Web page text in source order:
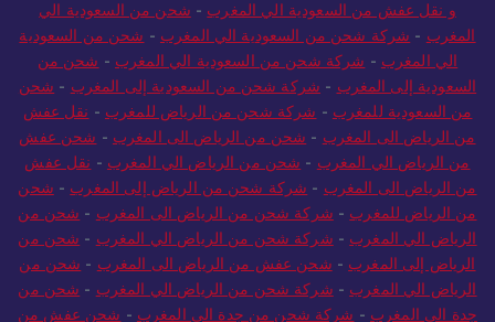
و نقل عفش من السعودية الي المغرب - شحن من السعودية الي
المغرب - شركة شحن من السعودية الي المغرب - شحن من السعودية
الي المغرب - شركة شحن من السعودية الي المغرب - شحن من
السعودية إلى المغرب - شركة شحن من السعودية إلى المغرب - شحن
من السعودية للمغرب - شركة شحن من الرياض للمغرب - نقل عفش
من الرياض الى المغرب - شحن من الرياض الى المغرب - شحن عفش
من الرياض الي المغرب - شحن من الرياض الي المغرب - نقل عفش
من الرياض الى المغرب - شركة شحن من الرياض إلى المغرب - شحن
من الرياض للمغرب - شركة شحن من الرياض الى المغرب - شحن من
الرياض الي المغرب - شركة شحن من الرياض الي المغرب - شحن من
الرياض إلى المغرب - شحن عفش من الرياض الى المغرب - شحن من
الرياض الي المغرب - شركة شحن من الرياض الي المغرب - شحن من
جدة الى المغرب - شركة شحن من جدة الي المغرب - شحن عفش من